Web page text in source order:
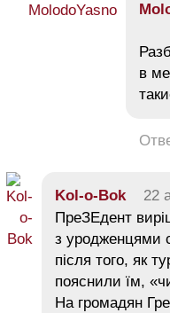
в
Kol-o-Bok 22
ПреЗЕдент
з уродженцями
після того, як
пояснили їм,
На громадян